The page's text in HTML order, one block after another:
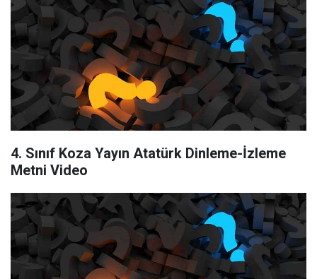
4. Sınıf Koza Yayın Atatürk Dinleme-İzleme
Metni Video